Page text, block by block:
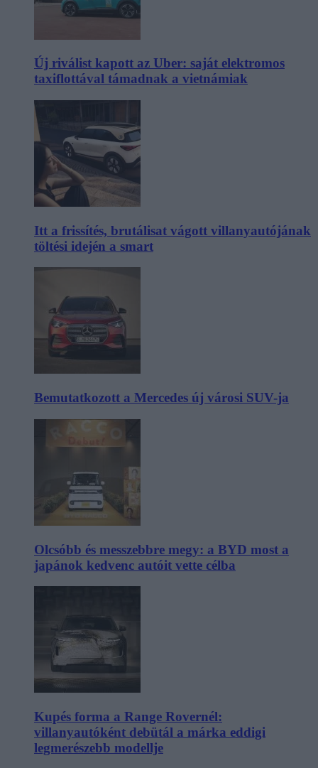
Új riválist kapott az Uber: saját elektromos
taxiflottával támadnak a vietnámiak
Itt a frissítés, brutálisat vágott villanyautójának
töltési idején a smart
Bemutatkozott a Mercedes új városi SUV-ja
Olcsóbb és messzebbre megy: a BYD most a
japánok kedvenc autóit vette célba
Kupés forma a Range Rovernél:
villanyautóként debütál a márka eddigi
legmerészebb modellje